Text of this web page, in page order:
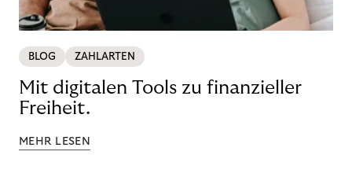
BLOG ZAHLARTEN
Mit digitalen Tools zu finanzieller
Freiheit.
MEHR LESEN